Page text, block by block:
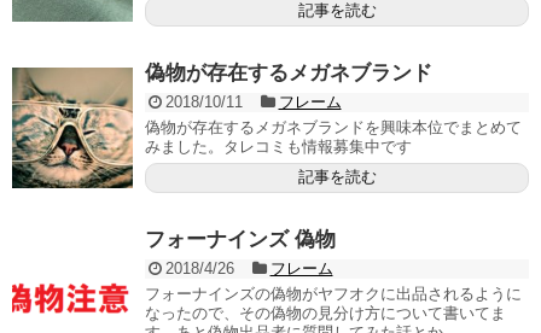
記事を読む
偽物が存在するメガネブランド
2018/10/11
フレーム
偽物が存在するメガネブランドを興味本位でまとめて
みました。タレコミも情報募集中です
記事を読む
フォーナインズ 偽物
2018/4/26
フレーム
フォーナインズの偽物がヤフオクに出品されるように
なったので、その偽物の見分け方について書いてま